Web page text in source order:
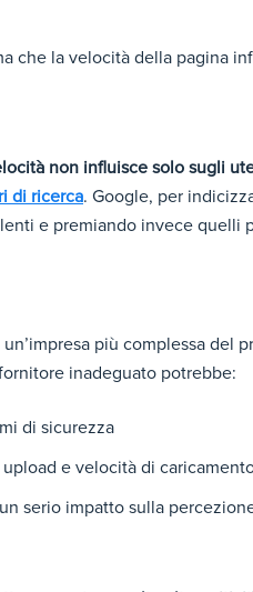
che la velocità della pagina
non influisce solo sugli
di ricerca. Google, per
e premiando invece quelli
più complessa del
inadeguato potrebbe:
di sicurezza
e velocità di
serio impatto sulla